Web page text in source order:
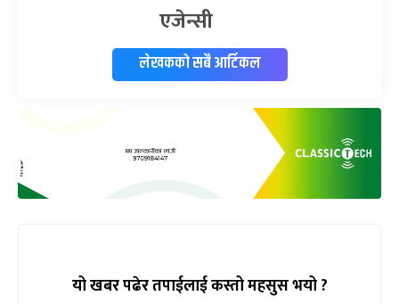
एजेन्सी
लेखकको सबै आर्टिकल
यो खबर पढेर तपाईलाई कस्तो महसुस भयो ?